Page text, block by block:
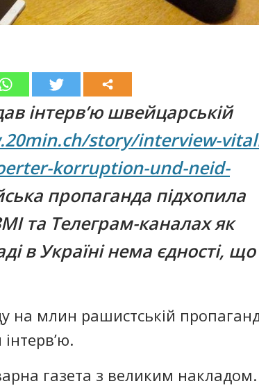
інтерв’ю швейцарській
story/interview-
korruption-und-neid-
пропаганда підхопила
та Телеграм-каналах як
в Україні нема єдності, що
на млин рашистській
газета з великим накладом.